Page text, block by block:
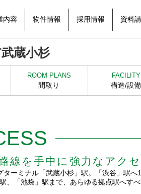
内容 物件情報 採用情報 資料
蔵小杉
ROOM PLANS
間取り
FACILITY
構造/設備
線を手中に強力なアクセ
ーミナル「武蔵小杉」駅。「渋谷」駅へ
、「池袋」駅まで、あらゆる拠点駅へす